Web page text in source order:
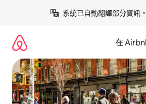
系統已自動翻譯部分資訊。
在